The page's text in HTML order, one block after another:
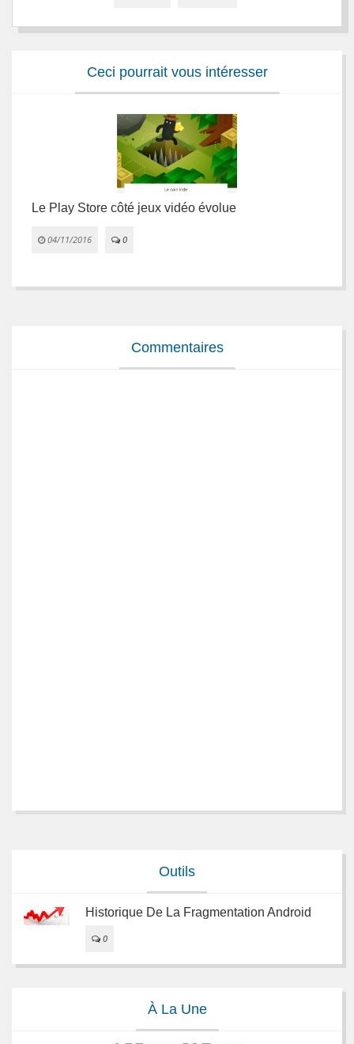
Ceci pourrait vous intéresser
Le Play Store côté jeux vidéo évolue
04/11/2016 0
Commentaires
Outils
Historique De La Fragmentation Android
0
À La Une